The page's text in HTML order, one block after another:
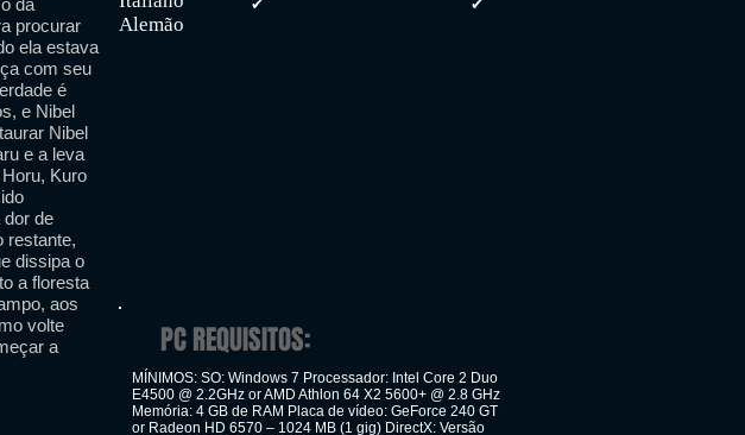
da
procurar
ela estava
com seu
é
e Nibel
Nibel
e a leva
Kuro
dor de
restante,
dissipa o
a floresta
aos
volte
a
Alemão
✔
✔
PC REQUISITOS:
MÍNIMOS: SO: Windows 7 Processador: Intel Core 2 Duo
E4500 @ 2.2GHz or AMD Athlon 64 X2 5600+ @ 2.8 GHz
Memória: 4 GB de RAM Placa de vídeo: GeForce 240 GT
or Radeon HD 6570 – 1024 MB (1 gig) DirectX: Versão